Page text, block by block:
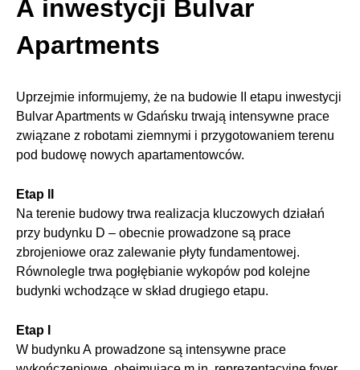
A inwestycji Bulvar
Apartments
Uprzejmie informujemy, że na budowie II etapu inwestycji
Bulvar Apartments w Gdańsku trwają intensywne prace
związane z robotami ziemnymi i przygotowaniem terenu
pod budowę nowych apartamentowców.
Etap II
Na terenie budowy trwa realizacja kluczowych działań
przy budynku D – obecnie prowadzone są prace
zbrojeniowe oraz zalewanie płyty fundamentowej.
Równolegle trwa pogłębianie wykopów pod kolejne
budynki wchodzące w skład drugiego etapu.
Etap I
W budynku A prowadzone są intensywne prace